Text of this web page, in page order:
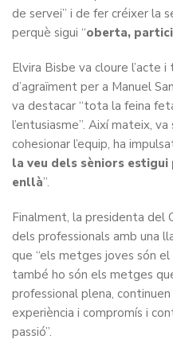
de servei” i de fer créixer la
perquè sigui “oberta,
Elvira Bisbe va cloure l’acte
d’agraïment per a Manuel
va destacar “tota la feina
l’entusiasme”. Així mateix,
cohesionar l’equip, ha
la veu dels sèniors estigui
enllà”.
Finalment, la presidenta del
dels professionals amb una
que “els metges joves són
també ho són els metges
professional plena,
experiència i compromís i
passió”.